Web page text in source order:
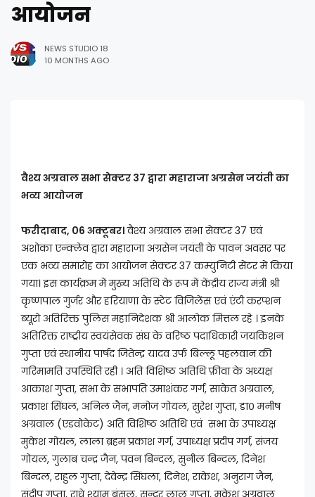
आयोजन
NEWS STUDIO 18
10 MONTHS AGO
वैश्य अग्रवाल सभा सेक्टर 37 द्वारा महाराजा अग्रसेन जयंती का
भव्य आयोजन
फरीदाबाद, 06 अक्टूबर।वैश्य अग्रवाल सभा सेक्टर 37 एवं
अशोका एन्क्लेव द्वारा महाराजा अग्रसेन जयंती के पावन अवसर पर
एक भव्य समारोह का आयोजन सेक्टर 37 कम्युनिटी सेंटर में किया
गया। इस कार्यक्रम में मुख्य अतिथि के रूप में केंद्रीय राज्य मंत्री श्री
कृष्णपाल गुर्जर और हरियाणा के स्टेट विजिलेंस एवं एंटी करप्शन
ब्यूरो अतिरिक्त पुलिस महानिदेशक श्री आलोक मित्तल रहे । इनके
अतिरिक्त राष्ट्रीय स्वयंसेवक संघ के वरिष्ठ पदाधिकारी जयकिशन
गुप्ता एवं स्थानीय पार्षद जितेन्द्र यादव उर्फ बिल्लू पहलवान की
गरिमामति उपस्थिति रही । अति विशिष्ठ अतिथि फ़ीवा के अध्यक्ष
आकाश गुप्ता, सभा के सभापति उमाशंकर गर्ग, साकेत अग्रवाल,
प्रकाश सिंघल, अनिल जैन, मनोज गोयल, सुरेश गुप्ता, डा० मनीष
अग्रवाल (एडवोकेट) अति विशिष्ठ अतिथि एवं सभा के उपाध्यक्ष
मुकेश गोयल, लाला ब्रहम प्रकाश गर्ग, उपाध्यक्ष प्रदीप गर्ग, संजय
गोयल, गुलाब चन्द्र जैन, पवन बिन्दल, सुनील बिन्दल, दिनेश
बिन्दल, राहुल गुप्ता, देवेन्द्र सिंघला, दिनेश, राकेश, अनुराग जैन,
संदीप गुप्ता, राधे श्याम बंसल, सुन्दर लाल गुप्ता, मुकेश अग्रवाल